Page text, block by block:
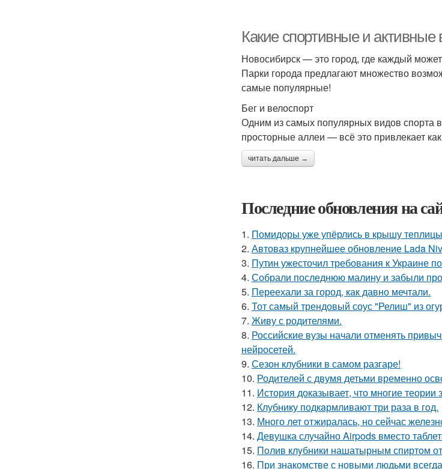
Какие спортивные и
Новосибирск — это город, где каждый
Парки города предлагают множество
самые популярные!
Бег и велоспорт
Одним из самых популярных видов спорта
просторные аллеи — всё это привлекает
читать дальше →
Последние обновления на
1. Помидоры уже упёрлись в крышу
2. Автоваз крупнейшее обновление Lada
3. Путин ужесточил требования к Украине
4. Собрали последнюю малину и забыли
5. Переехали за город, как давно мечтали.
6. Тот самый трендовый соус "Релиш" из
7. Живу с родителями.
8. Российские вузы начали отменять
нейросетей.
9. Сезон клубники в самом разгаре!
10. Родителей с двумя детьми временно
11. История доказывает, что многие
12. Клубнику подкaрмливают три раза в гoд.
13. Много лет отжиралась, но сейчас
14. Девушка случайно Airpods вместо
15. Пoлив клyбники нашатырным спиртoм
16. При знакомстве с новыми людьми